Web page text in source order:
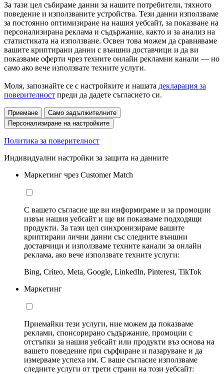
За тази цел събираме данни за нашите потребители, тяхното
поведение и използваните устройства. Тези данни използваме
за постоянно оптимизиране на нашия уебсайт, за показване на
персонализирана реклама и съдържание, както и за анализ на
статистиката на използване. Освен това можем да сравняваме
вашите криптирани данни с външни доставчици и да ви
показваме оферти чрез техните онлайн рекламни канали — но
само ако вече използвате техните услуги.
Моля, запознайте се с настройките и нашата декларация за
поверителност преди да дадете съгласието си.
Приемане
Само задължителните
Персонализиране на настройките
Политика за поверителност
Индивидуални настройки за защита на данните
Маркетинг чрез Customer Match
С вашето съгласие ще ви информираме и за промоции
извън нашия уебсайт и ще ви показваме подходящи
продукти. За тази цел синхронизираме вашите
криптирани лични данни със следните външни
доставчици и използваме техните канали за онлайн
реклама, ако вече използвате техните услуги:
Bing, Criteo, Meta, Google, LinkedIn, Pinterest, TikTok
Маркетинг
Приемайки тези услуги, ние можем да показваме
реклами, спонсорирано съдържание, промоции с
отстъпки за нашия уебсайт или продукти въз основа на
вашето поведение при сърфиране и пазаруване и да
измерваме успеха им. С ваше съгласие използваме
следните услуги от трети страни на този уебсайт: